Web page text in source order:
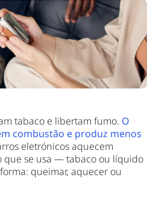
tabaco e libertam fumo. O
combustão e produz menos
eletrónicos aquecem
que se usa — tabaco ou líquido
queimar, aquecer ou